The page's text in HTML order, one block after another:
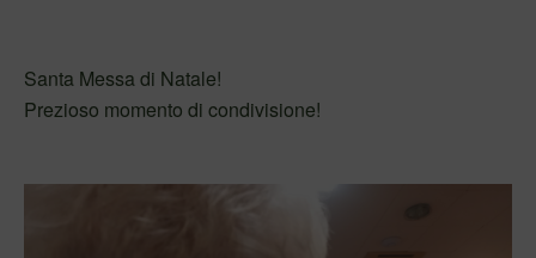
Santa Messa di Natale!
Prezioso momento di condivisione!